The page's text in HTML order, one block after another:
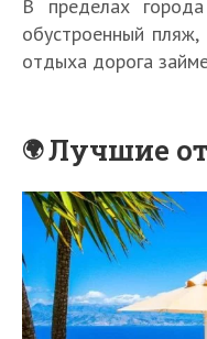
В пределах
обустроенный
отдыха дорога
Лучшие